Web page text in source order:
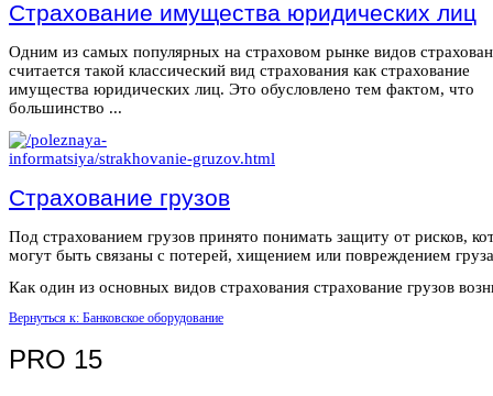
Страхование имущества юридических лиц
Одним из самых популярных на страховом рынке видов
считается такой классический вид страхования как страхование
имущества юридических лиц. Это обусловлено тем фактом, что
большинство ...
Страхование грузов
Под страхованием грузов принято понимать защиту от рисков,
могут быть связаны с потерей, хищением или повреждением
Как один из основных видов страхования страхование грузов
Вернуться к: Банковское оборудование
PRO 15